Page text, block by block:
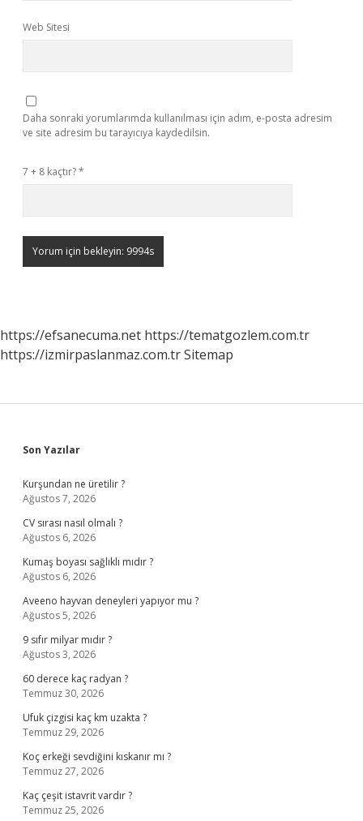
Web Sitesi
Daha sonraki yorumlarımda kullanılması için adım, e-posta adresim
ve site adresim bu tarayıcıya kaydedilsin.
7 + 8 kaçtır?*
https://efsanecuma.net https://tematgozlem.com.tr
https://izmirpaslanmaz.com.trSitemap
Sidebar
Son Yazılar
Kurşundan ne üretilir ?
Ağustos 7, 2026
CV sırası nasıl olmalı ?
Ağustos 6, 2026
Kumaş boyası sağlıklı mıdır ?
Ağustos 6, 2026
Aveeno hayvan deneyleri yapıyor mu ?
Ağustos 5, 2026
9 sıfır milyar mıdır ?
Ağustos 3, 2026
60 derece kaç radyan ?
Temmuz 30, 2026
Ufuk çizgisi kaç km uzakta ?
Temmuz 29, 2026
Koç erkeği sevdiğini kıskanır mı ?
Temmuz 27, 2026
Kaç çeşit istavrit vardır ?
Temmuz 25, 2026